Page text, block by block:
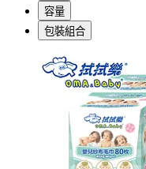
容量
包裝組合